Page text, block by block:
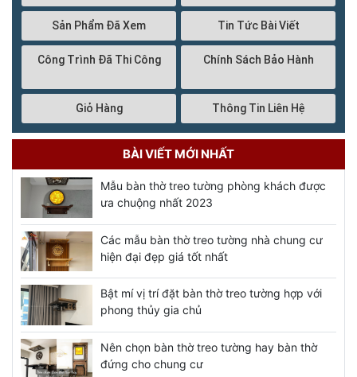
Sản Phẩm Đã Xem Tin Tức Bài Viết
Công Trình Đã Thi Công Chính Sách Bảo Hành
Giỏ Hàng Thông Tin Liên Hệ
BÀI VIẾT MỚI NHẤT
Mẫu bàn thờ treo tường phòng khách được
ưa chuộng nhất 2023
Các mẫu bàn thờ treo tường nhà chung cư
hiện đại đẹp giá tốt nhất
Bật mí vị trí đặt bàn thờ treo tường hợp với
phong thủy gia chủ
Nên chọn bàn thờ treo tường hay bàn thờ
đứng cho chung cư